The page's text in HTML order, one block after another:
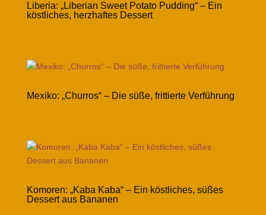
Liberia: „Liberian Sweet Potato Pudding“ – Ein
köstliches, herzhaftes Dessert
Mexiko: „Churros“ – Die süße, frittierte Verführung
Komoren: „Kaba Kaba“ – Ein köstliches, süßes
Dessert aus Bananen